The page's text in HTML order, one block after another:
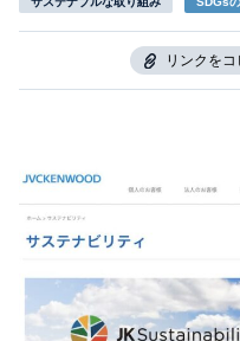
リンクをコ